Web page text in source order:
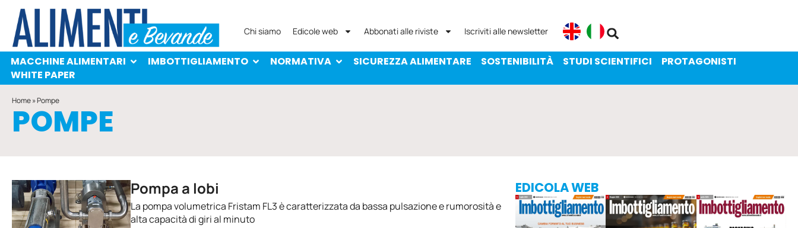
MACCHINE ALIMENTARI
PROTAGONISTI
WHITE PAPER
Chi siamo Edicole web Abbonati alle riviste Iscriviti alle newsletter
MACCHINE ALIMENTARI IMBOTTIGLIAMENTO NORMATIVA SICUREZZA ALIMENTARE SOSTENIBILITÀ STUDI SCIENTIFICI
PROTAGONISTI
WHITE PAPER
Home»Pompe
POMPE
Pompa a lobi
La pompa volumetrica Fristam FL3 è caratterizzata da bassa pulsazione e rumorosità e
alta capacità di giri al minuto
EDICOLA WEB